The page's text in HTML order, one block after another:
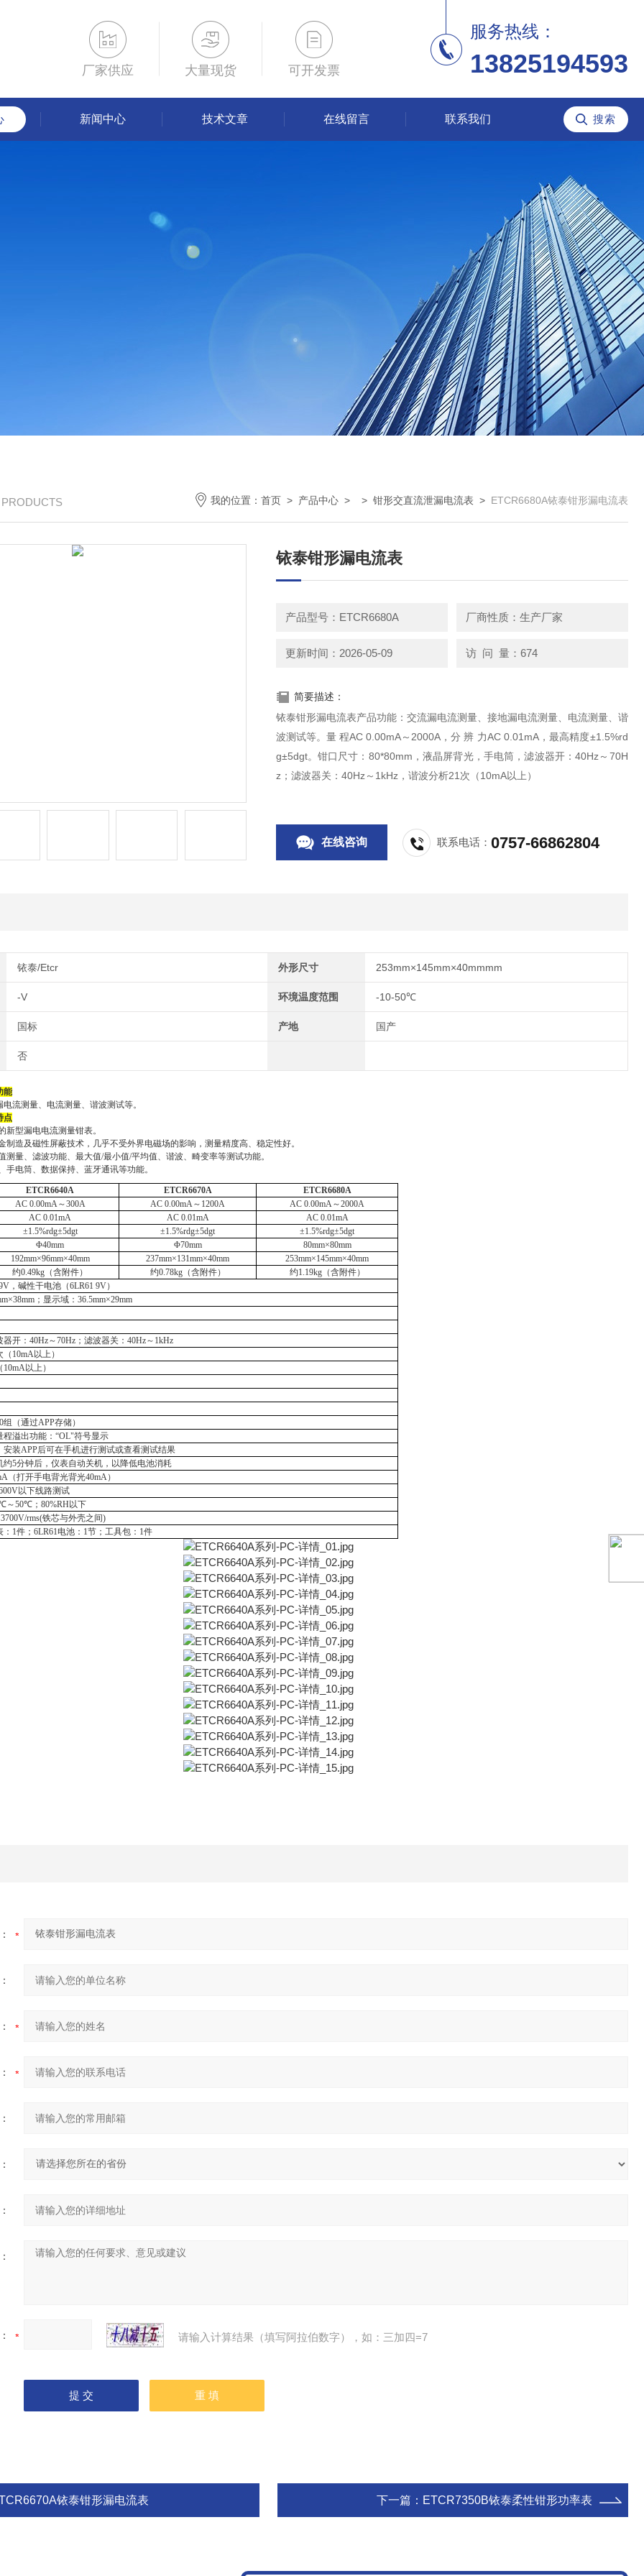
厂家供应 大量现货 可开发票
服务热线：
13825194593
新闻中心 技术文章 在线留言 联系我们
我的位置： 首页 > 产品中心 > > 钳形交直流泄漏电流表 > ETCR6680A铱泰钳形漏电流表
铱泰钳形漏电流表
产品型号：ETCR6680A 厂商性质：生产厂家
更新时间：2026-05-09 访 问 量：674
简要描述：
铱泰钳形漏电流表产品功能：交流漏电流测量、接地漏电流测量、电流测量、谐
波测试等。量 程AC 0.00mA～2000A，分 辨 力AC 0.01mA，最高精度±1.5%rd
g±5dgt。钳口尺寸：80*80mm，液晶屏背光，手电筒，滤波器开：40Hz～70H
z；滤波器关：40Hz～1kHz，谐波分析21次（10mA以上）
在线咨询 联系电话：0757-66862804
铱泰/Etcr 外形尺寸 253mm×145mm×40mmmm
-V 环境温度范围 -10-50℃
国标 产地 国产
否
能
流测量、 电流测量、谐波测试等。
点
新型漏电电流测量钳表。
制造及磁性屏蔽技术，几乎不受外界电磁场的影响，测量精度高、稳定性好。
测量、滤波功能、最大值/最小值/平均值、谐波、畸变率等测试功能。
手电筒、数据保持、蓝牙通讯等功能。
ETCR6640A ETCR6670A ETCR6680A
AC 0.00mA～300A
AC 0.00mA～1200A
AC 0.00mA～2000A
AC 0.01mA
AC 0.01mA
AC 0.01mA
±1.5%rdg±5dgt
±1.5%rdg±5dgt
±1.5%rdg±5dgt
Φ40mm
Φ70mm
80mm×80mm
192mm×96mm×40mm
237mm×131mm×40mm
253mm×145mm×40mm
约0.49kg（含附件） 约0.78kg（含附件） 约1.19kg（含附件）
， 碱性干电池 （6LR61 9V）
；显示域：36.5mm×29mm
器开： 40Hz～70Hz；滤波器关：40Hz～1kHz
（10mA以上）
10mA以上）
组（通过APP存储）
程溢出功能： “OL"符号显示
安装APP后可在手机进行测试或查看测试结果
约5分钟后，仪表自动关机，以降低电池消耗
（打开手电背光背光40mA）
以下线路测试
～50℃；80%RH以下
rms(铁芯与外壳之间)
1件； 6LR61电池 ： 1节 ；工具包： 1件
请输入计算结果（填写阿拉伯数字），如：三加四=7
铱泰钳形漏电流表 下一篇： ETCR7350B铱泰柔性钳形功率表